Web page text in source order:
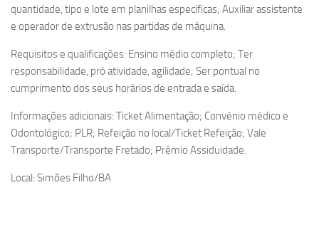
quantidade, tipo e lote em planilhas especificas; Auxiliar assistente
e operador de extrusão nas partidas de máquina.
Requisitos e qualificações: Ensino médio completo; Ter
responsabilidade, pró atividade, agilidade; Ser pontual no
cumprimento dos seus horários de entrada e saída.
Informações adicionais: Ticket Alimentação; Convênio médico e
Odontológico; PLR; Refeição no local/Ticket Refeição; Vale
Transporte/Transporte Fretado; Prêmio Assiduidade.
Local: Simões Filho/BA